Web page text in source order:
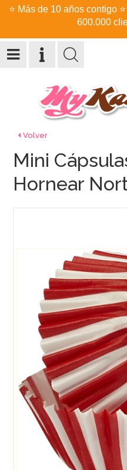
⭐ Más de 10 años contigo ⭐
600.000
Volver
Mini
Hornear